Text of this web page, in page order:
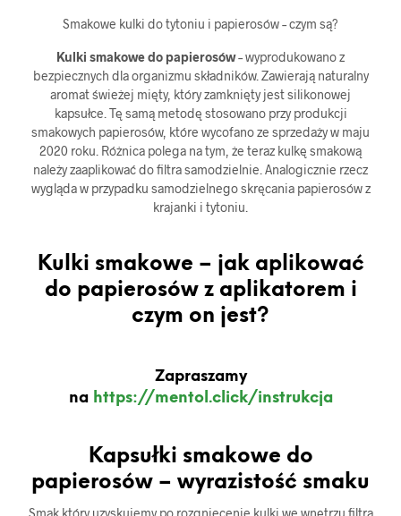
Smakowe kulki do tytoniu i papierosów – czym są?
Kulki smakowe do papierosów– wyprodukowano z
bezpiecznych dla organizmu składników. Zawierają naturalny
aromat świeżej mięty, który zamknięty jest silikonowej
kapsułce. Tę samą metodę stosowano przy produkcji
smakowych papierosów, które wycofano ze sprzedaży w maju
2020 roku. Różnica polega na tym, że teraz kulkę smakową
należy zaaplikować do filtra samodzielnie. Analogicznie rzecz
wygląda w przypadku samodzielnego skręcania papierosów z
krajanki i tytoniu.
Kulki smakowe – jak aplikować
do papierosów z aplikatorem i
czym on jest?
Zapraszamy
na https://mentol.click/instrukcja
Kapsułki smakowe do
papierosów – wyrazistość smaku
Smak który uzyskujemy po rozgniecenie kulki we wnętrzu filtra